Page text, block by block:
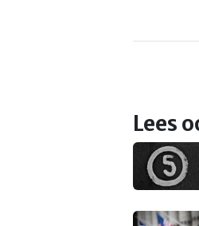
Lees